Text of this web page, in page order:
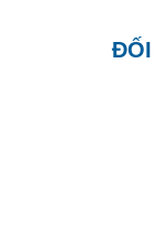
ĐỐI